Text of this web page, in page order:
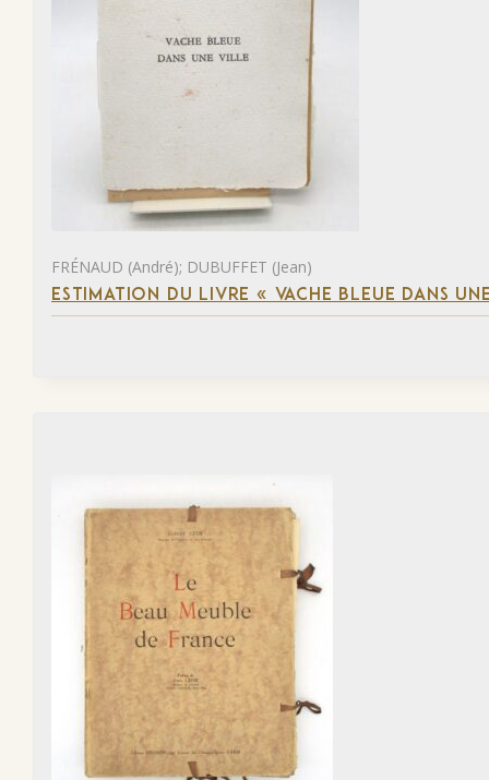
FRÉNAUD (André); DUBUFFET (Jean)
ESTIMATION DU LIVRE « VACHE BLEUE DANS